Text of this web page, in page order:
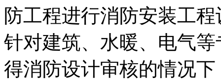
防工程进行消防安装工
针对建筑、水暖、电气
得消防设计审核的情况